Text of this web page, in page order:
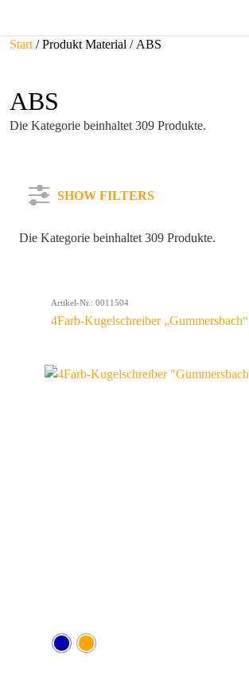
Start / Produkt Material / ABS
ABS
Die Kategorie beinhaltet 309 Produkte.
SHOW FILTERS
Farbe
Die Kategorie beinhaltet 309 Produkte.
Artikel-Nr.: 0011504
4Farb-Kugelschreiber „Gummersbach“